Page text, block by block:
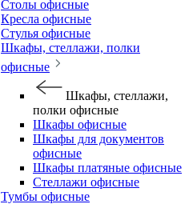
Столы офисные
Кресла офисные
Стулья офисные
Шкафы, стеллажи, полки
офисные
Шкафы, стеллажи,
полки офисные
Шкафы офисные
Шкафы для документов
офисные
Шкафы платяные офисные
Стеллажи офисные
Тумбы офисные